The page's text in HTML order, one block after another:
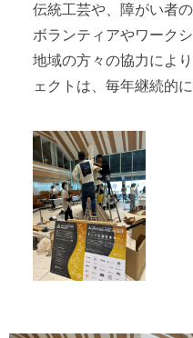
伝統工芸や、障がい者
ボランティアやワーク
地域の方々の協力によ
ェクトは、毎年継続的